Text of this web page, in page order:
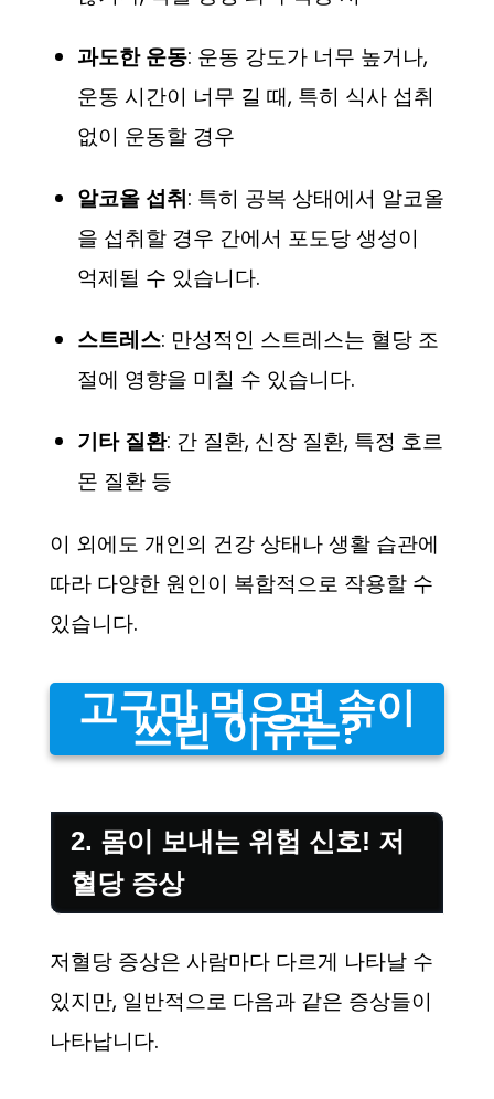
과도한 운동: 운동 강도가 너무 높거나,
운동 시간이 너무 길 때, 특히 식사 섭취
없이 운동할 경우
알코올 섭취: 특히 공복 상태에서 알코올
을 섭취할 경우 간에서 포도당 생성이
억제될 수 있습니다.
스트레스: 만성적인 스트레스는 혈당 조
절에 영향을 미칠 수 있습니다.
기타 질환: 간 질환, 신장 질환, 특정 호르
몬 질환 등
이 외에도 개인의 건강 상태나 생활 습관에
따라 다양한 원인이 복합적으로 작용할 수
있습니다.
고구마 먹으면 속이
쓰린 이유는?
2. 몸이 보내는 위험 신호! 저
혈당 증상
저혈당 증상은 사람마다 다르게 나타날 수
있지만, 일반적으로 다음과 같은 증상들이
나타납니다.